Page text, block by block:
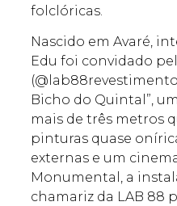
folclóricas.
Nascido em Avaré,
Edu foi convidado
Bicho do Quintal”,
mais de três metros
pinturas quase
externas e um
Monumental, a
chamariz da LAB 88